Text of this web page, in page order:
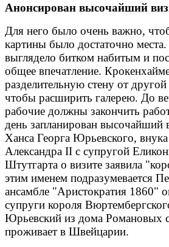
Анонсирован высочайший
Для него было очень важно,
картины было достаточно
выглядело битком набитым и
общее впечатление.
разделительную стену от другой
чтобы расширить галерею. До
рабочие должны закончить
день запланирован высочайший
Ханса Георга Юрьевского,
Александра II с супругой
Штутгарта о визите заявила
этим именем подразумевается
ансамбле "Аристократия 1860"
супруги короля
Юрьевский из дома Романовых
проживает в Швейцарии.